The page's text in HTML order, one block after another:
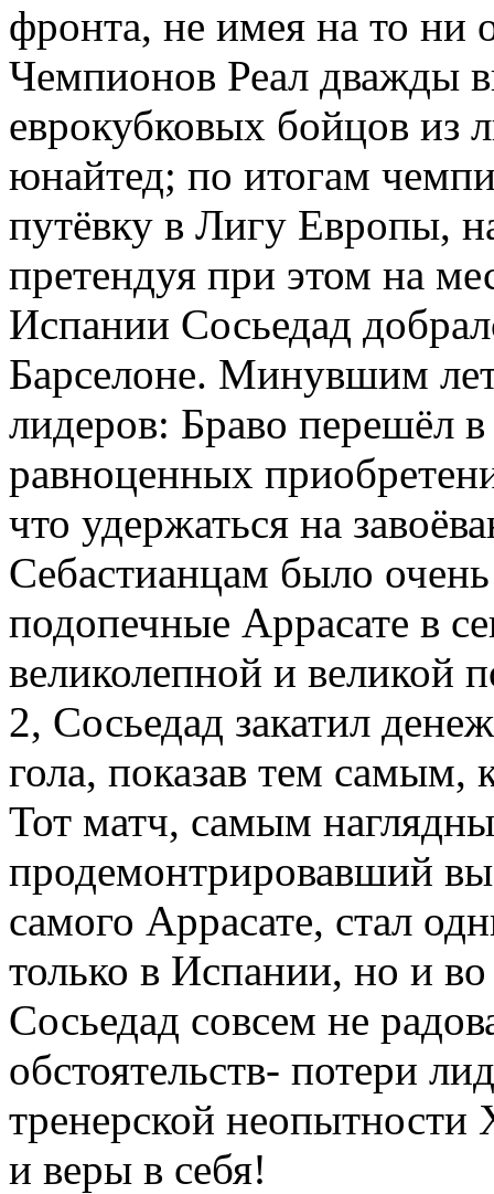
фронта, не имея на то ни
Чемпионов Реал дважды
еврокубковых бойцов из
юнайтед; по итогам
путёвку в Лигу Европы,
претендуя при этом на
Испании Сосьедад
Барселоне. Минувшим
лидеров: Браво перешёл
равноценных
что удержаться на
Себастианцам было
подопечные Аррасате в
великолепной и великой
2, Сосьедад закатил
гола, показав тем самым,
Тот матч, самым
продемонтрировавший
самого Аррасате, стал
только в Испании, но и
Сосьедад совсем не
обстоятельств- потери
тренерской неопытности
и веры в себя!